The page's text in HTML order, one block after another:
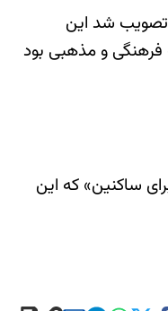
اما این ماجرا نیمه پنهان دیگری هم دارد. شهرداری به دنبال این است که با دردست گرفتن این مجموعه در قالب «پروژه ساماندهی ارامنه» که اسفندماه ۱۳۸۸ تصویب شد این
و مذهبی بود
ساکنین» که این